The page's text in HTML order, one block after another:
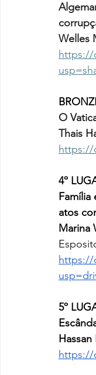
Welles
https://
O
Thais
https://
4º
atos
Marina
https://
5º
https://